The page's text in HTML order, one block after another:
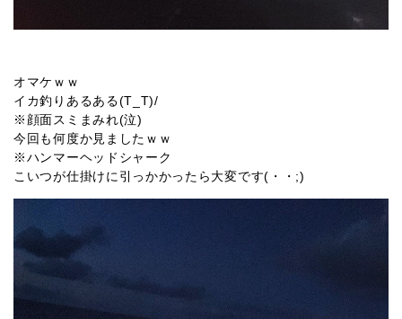
オマケｗｗ
イカ釣りあるある(T_T)/
※顔面スミまみれ(泣)
今回も何度か見ましたｗｗ
※ハンマーヘッドシャーク
こいつが仕掛けに引っかかったら大変です(・・;)